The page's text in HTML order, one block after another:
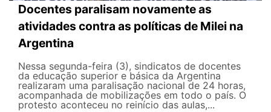
Docentes paralisam novamente as
atividades contra as políticas de Milei na
Argentina
Nessa segunda-feira (3), sindicatos de docentes
da educação superior e básica da Argentina
realizaram uma paralisação nacional de 24 horas,
acompanhada de mobilizações em todo o país. O
protesto aconteceu no reinício das aulas,...